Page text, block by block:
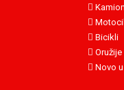
Bicikli
Oružije
Novo